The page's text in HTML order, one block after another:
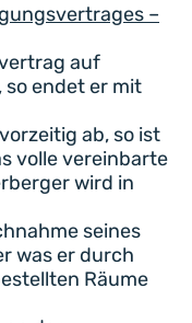
–
auf
so endet er mit
ab, so ist
volle vereinbarte
wird in
seines
was er durch
Räume